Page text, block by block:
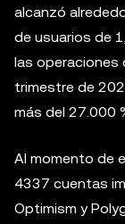
alcanzó
de usuarios de
las operaciones
trimestre de
más del 27.000
Al momento de
4337 cuentas
Optimism y